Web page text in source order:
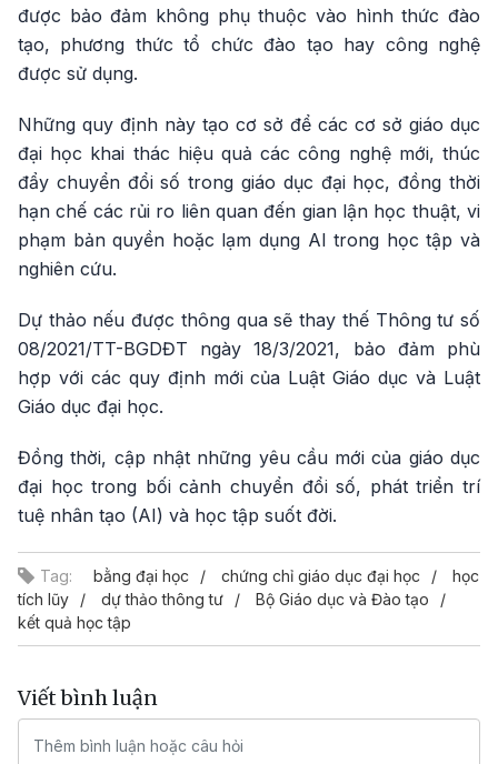
được bảo đảm không phụ thuộc vào hình thức đào
tạo, phương thức tổ chức đào tạo hay công nghệ
được sử dụng.
Những quy định này tạo cơ sở để các cơ sở giáo dục
đại học khai thác hiệu quả các công nghệ mới, thúc
đẩy chuyển đổi số trong giáo dục đại học, đồng thời
hạn chế các rủi ro liên quan đến gian lận học thuật, vi
phạm bản quyền hoặc lạm dụng AI trong học tập và
nghiên cứu.
Dự thảo nếu được thông qua sẽ thay thế Thông tư số
08/2021/TT-BGDĐT ngày 18/3/2021, bảo đảm phù
hợp với các quy định mới của Luật Giáo dục và Luật
Giáo dục đại học.
Đồng thời, cập nhật những yêu cầu mới của giáo dục
đại học trong bối cảnh chuyển đổi số, phát triển trí
tuệ nhân tạo (AI) và học tập suốt đời.
Tag: bằng đại học chứng chỉ giáo dục đại học
học
tích lũy
dự thảo thông tư
Bộ Giáo dục và Đào tạo
kết quả học tập
Viết bình luận